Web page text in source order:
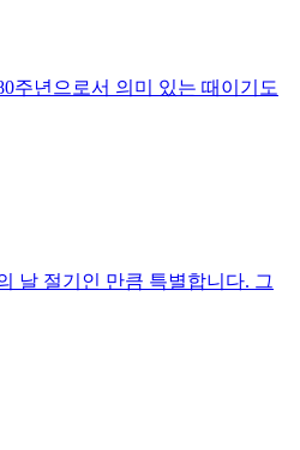
주년으로서 의미 있는 때이기도
날 절기인 만큼 특별합니다. 그